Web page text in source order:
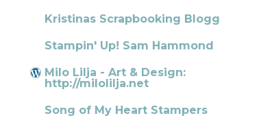
Kristinas Scrapbooking Blogg
Stampin' Up! Sam Hammond
Milo Lilja - Art & Design:
http://milolilja.net
Song of My Heart Stampers